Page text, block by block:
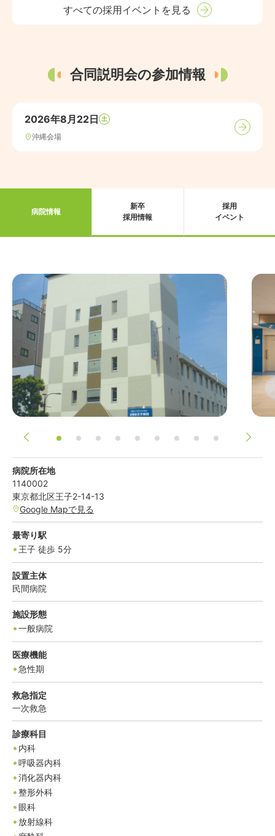
すべての採用イベントを見る
合同説明会の参加情報
2026年8月22日 土
沖縄会場
病院情報
新卒
採用情報
採用
イベント
病院所在地
1140002
東京都北区王子2-14-13
Google Mapで見る
最寄り駅
王子 徒歩 5分
設置主体
民間病院
施設形態
一般病院
医療機能
急性期
救急指定
一次救急
診療科目
内科
呼吸器内科
消化器内科
整形外科
眼科
放射線科